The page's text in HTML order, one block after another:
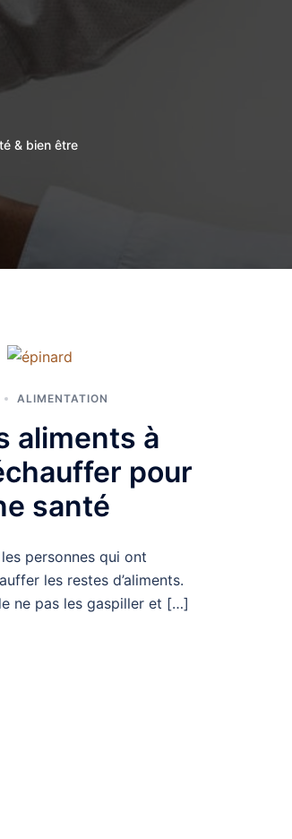
& bien être
ALIMENTATION
aliments à
pour
santé
personnes qui ont
les restes d’aliments.
ne pas les gaspiller et […]